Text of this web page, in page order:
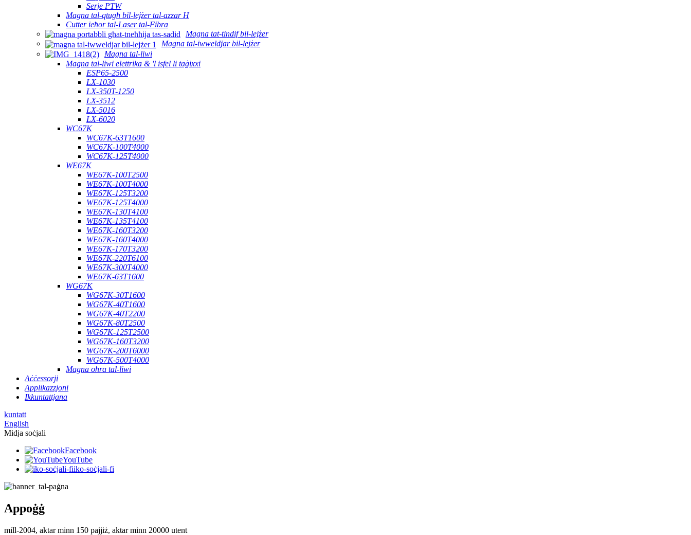
Serje PTW
Magna tal-qtugħ bil-lejżer tal-azzar H
Cutter ieħor tal-Laser tal-Fibra
Magna tat-tindif bil-lejżer
Magna tal-iwweldjar bil-lejżer
Magna tal-liwi
Magna tal-liwi elettrika & 'l isfel li taġixxi
ESP65-2500
LX-1030
LX-350T-1250
LX-3512
LX-5016
LX-6020
WC67K
WC67K-63T1600
WC67K-100T4000
WC67K-125T4000
WE67K
WE67K-100T2500
WE67K-100T4000
WE67K-125T3200
WE67K-125T4000
WE67K-130T4100
WE67K-135T4100
WE67K-160T3200
WE67K-160T4000
WE67K-170T3200
WE67K-220T6100
WE67K-300T4000
WE67K-63T1600
WG67K
WG67K-30T1600
WG67K-40T1600
WG67K-40T2200
WG67K-80T2500
WG67K-125T2500
WG67K-160T3200
WG67K-200T6000
WG67K-500T4000
Magna oħra tal-liwi
Aċċessorji
Applikazzjoni
Ikkuntattjana
kuntatt
English
Midja soċjali
Facebook
YouTube
iko-soċjali-fi
Appoġġ
mill-2004, aktar minn 150 pajjiż, aktar minn 20000 utent